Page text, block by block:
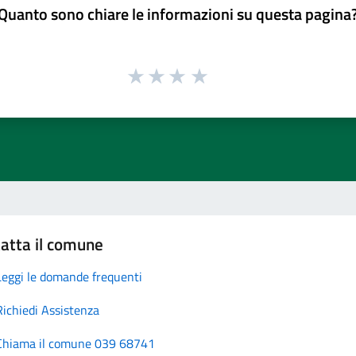
sono chiare le informazioni su questa
il comune
le domande frequenti
Assistenza
il comune 039 68741